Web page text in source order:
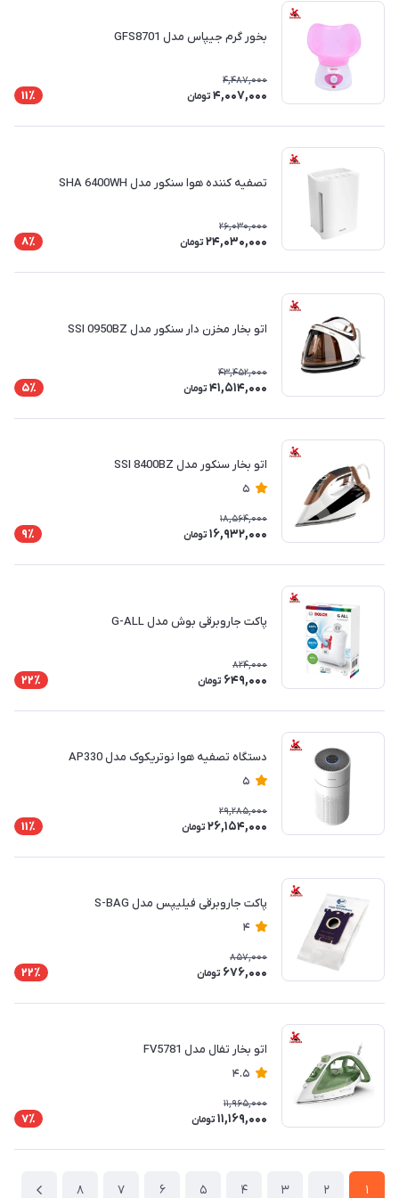
بخور گرم جیپاس مدل GFS8701
4,487,000
4,007,000 تومان 11٪
تصفیه کننده هوا سنکور مدل SHA 6400WH
26,030,000
24,030,000 تومان 8٪
اتو بخار مخزن دار سنکور مدل SSI 0950BZ
43,452,000
41,514,000 تومان 5٪
اتو بخار سنکور مدل SSI 8400BZ
5
18,564,000
16,932,000 تومان 9٪
پاکت جاروبرقی بوش مدل G-ALL
824,000
649,000 تومان 22٪
دستگاه تصفیه هوا نوتریکوک مدل AP330
5
29,285,000
26,154,000 تومان 11٪
پاکت جاروبرقی فیلیپس مدل S-BAG
4
857,000
676,000 تومان 22٪
اتو بخار تفال مدل FV5781
4.5
11,965,000
11,169,000 تومان 7٪
1
2
3
4
5
6
7
8